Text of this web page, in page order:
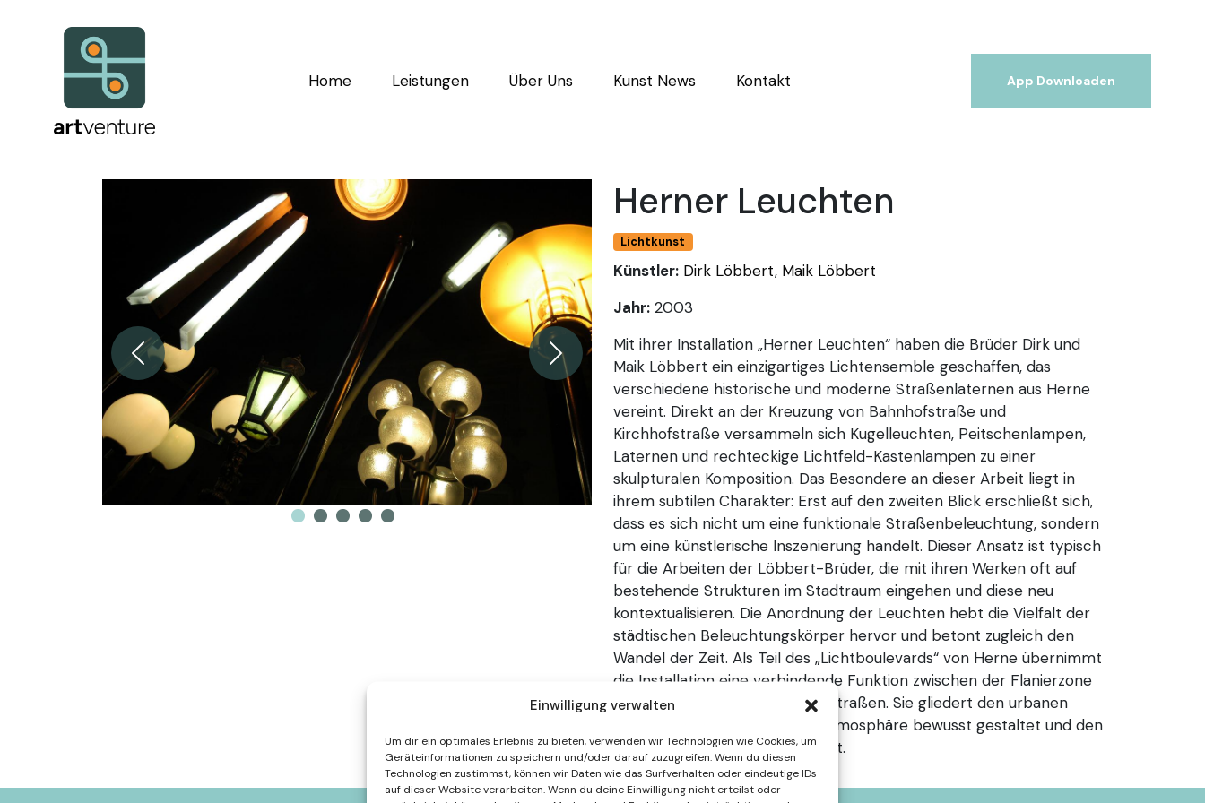
Einwilligung verwalten
Um dir ein optimales Erlebnis zu bieten, verwenden wir Technologien wie Cookies, um
Geräteinformationen zu speichern und/oder darauf zuzugreifen. Wenn du diesen
Technologien zustimmst, können wir Daten wie das Surfverhalten oder eindeutige IDs
auf dieser Website verarbeiten. Wenn du deine Einwilligung nicht erteilst oder
Home Leistungen Über Uns Kunst News Kontakt App Downloaden
Zurück Weiter
Herner Leuchten
Lichtkunst
Künstler: Dirk Löbbert, Maik Löbbert
Jahr: 2003
Mit ihrer Installation „Herner Leuchten“ haben die Brüder Dirk und
Maik Löbbert ein einzigartiges Lichtensemble geschaffen, das
verschiedene historische und moderne Straßenlaternen aus Herne
vereint. Direkt an der Kreuzung von Bahnhofstraße und
Kirchhofstraße versammeln sich Kugelleuchten, Peitschenlampen,
Laternen und rechteckige Lichtfeld-Kastenlampen zu einer
skulpturalen Komposition. Das Besondere an dieser Arbeit liegt in
ihrem subtilen Charakter: Erst auf den zweiten Blick erschließt sich,
dass es sich nicht um eine funktionale Straßenbeleuchtung, sondern
um eine künstlerische Inszenierung handelt. Dieser Ansatz ist typisch
für die Arbeiten der Löbbert-Brüder, die mit ihren Werken oft auf
bestehende Strukturen im Stadtraum eingehen und diese neu
kontextualisieren. Die Anordnung der Leuchten hebt die Vielfalt der
städtischen Beleuchtungskörper hervor und betont zugleich den
Wandel der Zeit. Als Teil des „Lichtboulevards“ von Herne übernimmt
die Installation eine verbindende Funktion zwischen der Flanierzone
und den angrenzenden Nebenstraßen. Sie gliedert den urbanen
Raum, indem sie dessen Lichtatmosphäre bewusst gestaltet und den
Stadtraum neu erfahrbar macht.